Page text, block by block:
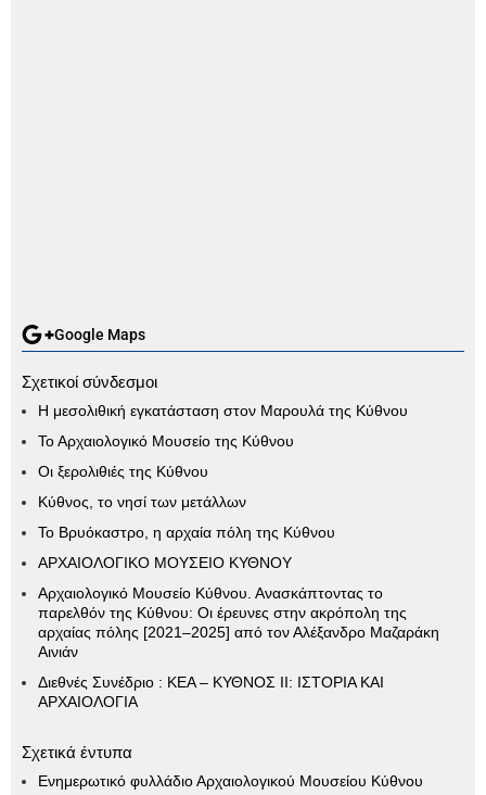
Google Maps
Σχετικοί σύνδεσμοι
Η μεσολιθική εγκατάσταση στον Μαρουλά της Κύθνου
Το Αρχαιολογικό Μουσείο της Κύθνου
Οι ξερολιθιές της Κύθνου
Κύθνος, το νησί των μετάλλων
Το Βρυόκαστρο, η αρχαία πόλη της Κύθνου
ΑΡΧΑΙΟΛΟΓΙΚΟ ΜΟΥΣΕΙΟ ΚΥΘΝΟΥ
Αρχαιολογικό Μουσείο Κύθνου. Ανασκάπτοντας το
παρελθόν της Κύθνου: Οι έρευνες στην ακρόπολη της
αρχαίας πόλης [2021–2025] από τον Αλέξανδρο Μαζαράκη
Αινιάν
Διεθνές Συνέδριο : ΚΕΑ – ΚΥΘΝΟΣ ΙΙ: ΙΣΤΟΡΙΑ ΚΑΙ
ΑΡΧΑΙΟΛΟΓΙΑ
Σχετικά έντυπα
Ενημερωτικό φυλλάδιο Αρχαιολογικού Μουσείου Κύθνου